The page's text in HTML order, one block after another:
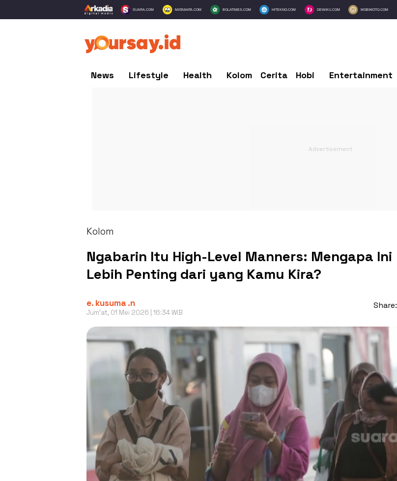
SUARA.COM MATAMATA.COM BOLATIMES.COM HITEKNO.COM DEWIKU.COM MOBIMOTO.COM
News Lifestyle Health Kolom Cerita Hobi Entertainment
Kolom
Ngabarin Itu High-Level Manners: Mengapa Ini
Lebih Penting dari yang Kamu Kira?
e. kusuma .n
Jum'at, 01 Mei 2026 | 16:34 WIB
Share: